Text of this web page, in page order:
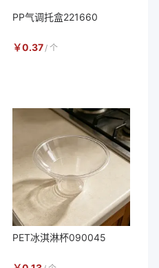
PP气调托盒221660
￥0.37 / 个
PET冰淇淋杯090045